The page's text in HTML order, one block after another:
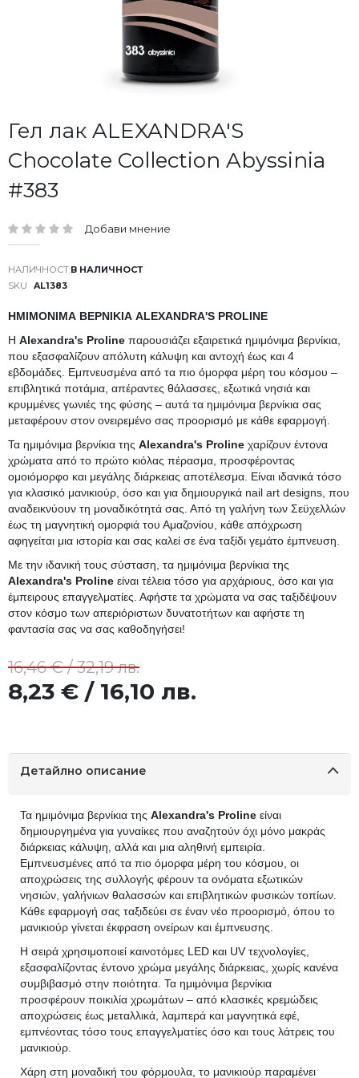
Гел лак ALEXANDRA'S
Chocolate Collection Abyssinia
#383
рейтинг: Добави мнение
В НАЛИЧНОСТ
SKU
AL1383
ΗΜΙΜΟΝΙΜΑ ΒΕΡΝΙΚΙΑ ALEXANDRA'S PROLINE
Η Alexandra's Proline παρουσιάζει εξαιρετικά ημιμόνιμα βερνίκια,
που εξασφαλίζουν απόλυτη κάλυψη και αντοχή έως και 4
εβδομάδες. Εμπνευσμένα από τα πιο όμορφα μέρη του κόσμου –
επιβλητικά ποτάμια, απέραντες θάλασσες, εξωτικά νησιά και
κρυμμένες γωνιές της φύσης – αυτά τα ημιμόνιμα βερνίκια σας
μεταφέρουν στον ονειρεμένο σας προορισμό με κάθε εφαρμογή.
Τα ημιμόνιμα βερνίκια της Alexandra's Proline χαρίζουν έντονα
χρώματα από το πρώτο κιόλας πέρασμα, προσφέροντας
ομοιόμορφο και μεγάλης διάρκειας αποτέλεσμα. Είναι ιδανικά τόσο
για κλασικό μανικιούρ, όσο και για δημιουργικά nail art designs, που
αναδεικνύουν τη μοναδικότητά σας. Από τη γαλήνη των Σεϋχελλών
έως τη μαγνητική ομορφιά του Αμαζονίου, κάθε απόχρωση
αφηγείται μια ιστορία και σας καλεί σε ένα ταξίδι γεμάτο έμπνευση.
Με την ιδανική τους σύσταση, τα ημιμόνιμα βερνίκια της
Alexandra's Proline είναι τέλεια τόσο για αρχάριους, όσο και για
έμπειρους επαγγελματίες. Αφήστε τα χρώματα να σας ταξιδέψουν
στον κόσμο των απεριόριστων δυνατοτήτων και αφήστε τη
φαντασία σας να σας καθοδηγήσει!
8,23 € / 16,10 лв.
16,46 € / 32,19 лв.
Преминете
към
началото
на
галерия
Детайлно описание
Τα ημιμόνιμα βερνίκια της Alexandra's Proline είναι
δημιουργημένα για γυναίκες που αναζητούν όχι μόνο μακράς
διάρκειας κάλυψη, αλλά και μια αληθινή εμπειρία.
Εμπνευσμένες από τα πιο όμορφα μέρη του κόσμου, οι
αποχρώσεις της συλλογής φέρουν τα ονόματα εξωτικών
νησιών, γαλήνιων θαλασσών και επιβλητικών φυσικών τοπίων.
Κάθε εφαρμογή σας ταξιδεύει σε έναν νέο προορισμό, όπου το
μανικιούρ γίνεται έκφραση ονείρων και έμπνευσης.
Η σειρά χρησιμοποιεί καινοτόμες LED και UV τεχνολογίες,
εξασφαλίζοντας έντονο χρώμα μεγάλης διάρκειας, χωρίς κανένα
συμβιβασμό στην ποιότητα. Τα ημιμόνιμα βερνίκια
προσφέρουν ποικιλία χρωμάτων – από κλασικές κρεμώδεις
αποχρώσεις έως μεταλλικά, λαμπερά και μαγνητικά εφέ,
εμπνέοντας τόσο τους επαγγελματίες όσο και τους λάτρεις του
μανικιούρ.
Χάρη στη μοναδική του φόρμουλα, το μανικιούρ παραμένει